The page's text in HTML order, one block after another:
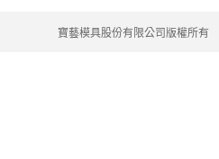
寶藝模具股份有限公司版權所